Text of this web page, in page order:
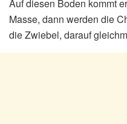
Auf diesen Boden kommt
Masse, dann werden die
die Zwiebel, darauf